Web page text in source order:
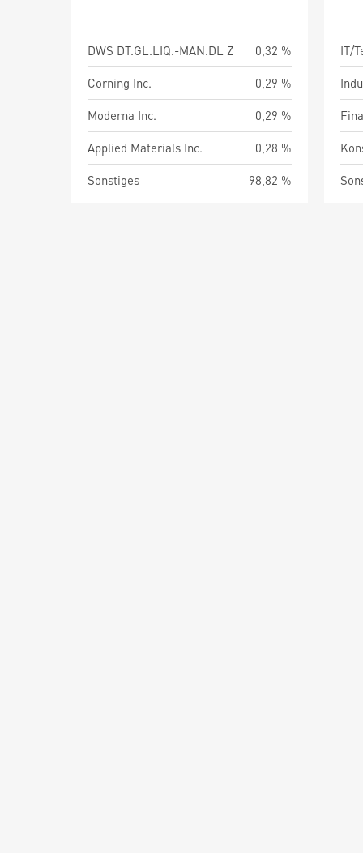
DWS DT.GL.LIQ.-MAN.DL Z
0,32 %
Corning Inc.
0,29 %
Moderna Inc.
0,29 %
Applied Materials Inc.
0,28 %
Sonstiges
98,82 %
IT/